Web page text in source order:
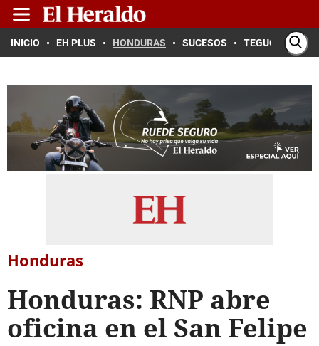
INICIO EH PLUS HONDURAS SUCESOS TEGUCIGALPA
Honduras
Honduras: RNP abre
oficina en el San Felipe